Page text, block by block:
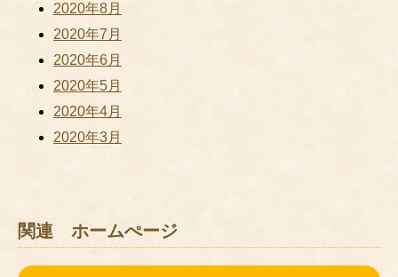
2020年8月
2020年7月
2020年6月
2020年5月
2020年4月
2020年3月
関連 ホームぺージ